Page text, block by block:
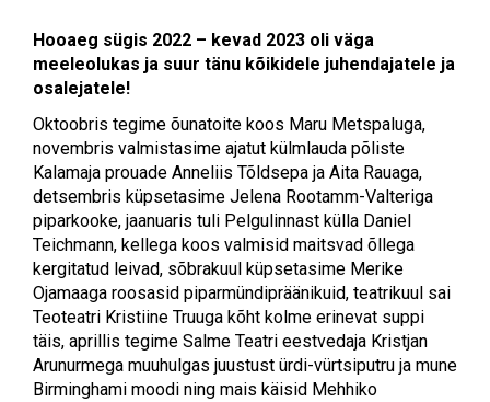
Hooaeg sügis 2022 – kevad 2023 oli väga
meeleolukas ja suur tänu kõikidele juhendajatele ja
osalejatele!
Oktoobris tegime õunatoite koos Maru Metspaluga,
novembris valmistasime ajatut külmlauda põliste
Kalamaja prouade Anneliis Tõldsepa ja Aita Rauaga,
detsembris küpsetasime Jelena Rootamm-Valteriga
piparkooke, jaanuaris tuli Pelgulinnast külla Daniel
Teichmann, kellega koos valmisid maitsvad õllega
kergitatud leivad, sõbrakuul küpsetasime Merike
Ojamaaga roosasid piparmündipräänikuid, teatrikuul sai
Teoteatri Kristiine Truuga kõht kolme erinevat suppi
täis, aprillis tegime Salme Teatri eestvedaja Kristjan
Arunurmega muuhulgas juustust ürdi-vürtsiputru ja mune
Birminghami moodi ning mais käisid Mehhiko